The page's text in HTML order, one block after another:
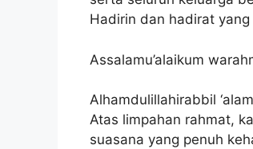
Hadirin dan hadirat
Assalamu’alaikum
Alhamdulillahirabbil
Atas limpahan rahmat,
suasana yang penuh